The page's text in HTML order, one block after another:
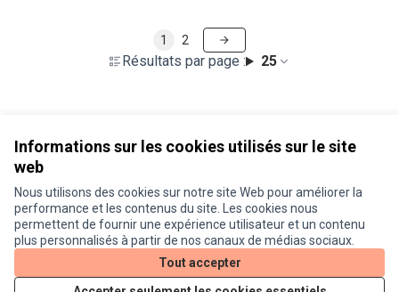
Informations sur les cookies utilisés sur le site
web
Nous utilisons des cookies sur notre site Web pour améliorer la
performance et les contenus du site. Les cookies nous
permettent de fournir une expérience utilisateur et un contenu
plus personnalisés à partir de nos canaux de médias sociaux.
Tout accepter
Résultats par page : 25
1 2
Conditions d'utilisation
Paramètres des cookies
Je participe ! sur X
(Lien externe)
Je participe ! sur Facebook
Je participe ! sur Instagram